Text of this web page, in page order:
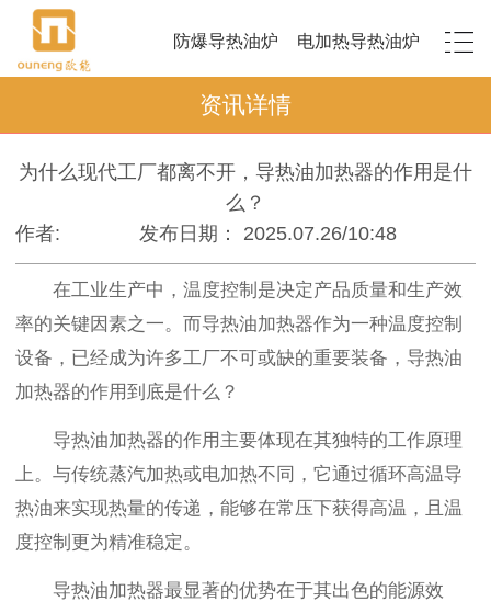
防爆导热油炉 电加热导热油炉
资讯详情
为什么现代工厂都离不开，导热油加热器的作用是什
么？
作者:
发布日期： 2025.07.26/10:48
在工业生产中，温度控制是决定产品质量和生产效
率的关键因素之一。而导热油加热器作为一种温度控制
设备，已经成为许多工厂不可或缺的重要装备，导热油
加热器的作用到底是什么？
导热油加热器的作用主要体现在其独特的工作原理
上。与传统蒸汽加热或电加热不同，它通过循环高温导
热油来实现热量的传递，能够在常压下获得高温，且温
度控制更为精准稳定。
导热油加热器最显著的优势在于其出色的能源效